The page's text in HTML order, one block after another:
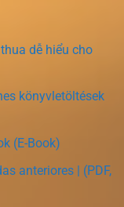
dễ hiểu cho
könyvletöltések
(E-Book)
anteriores | (PDF,